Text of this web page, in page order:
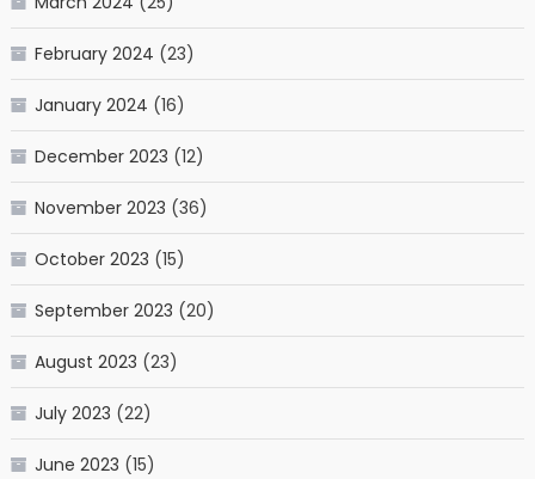
February 2024 (23)
January 2024 (16)
December 2023 (12)
November 2023 (36)
October 2023 (15)
September 2023 (20)
August 2023 (23)
July 2023 (22)
June 2023 (15)